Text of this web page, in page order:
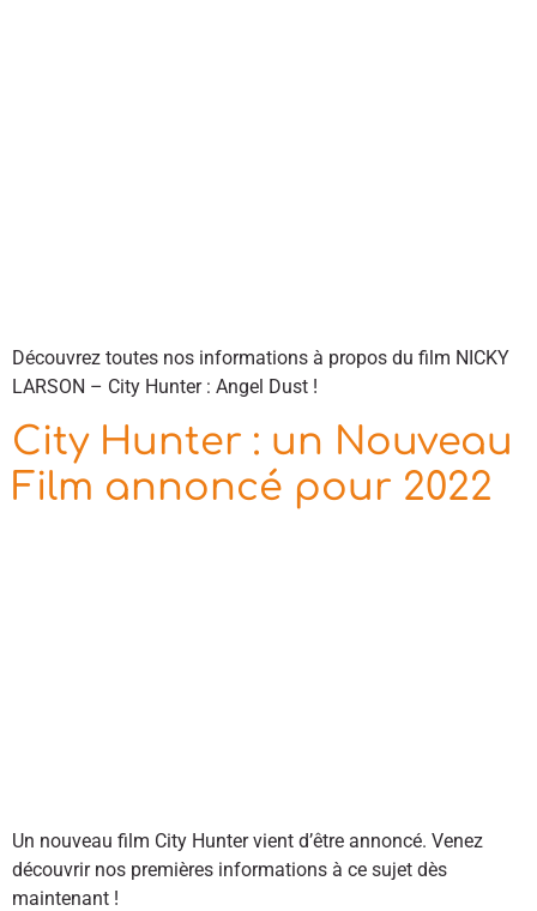
Découvrez toutes nos informations à propos du film NICKY
LARSON – City Hunter : Angel Dust !
City Hunter : un Nouveau
Film annoncé pour 2022
Un nouveau film City Hunter vient d’être annoncé. Venez
découvrir nos premières informations à ce sujet dès
maintenant !